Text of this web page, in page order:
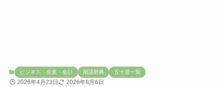
ビジネス・企業・会計 用語辞典 五十音一覧
2026年4月23日 2026年8月6日